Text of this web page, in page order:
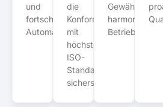
und
fortschrittliche
Automatisierung
die
Konformität
mit
höchsten
ISO-
Standards
sicherstellen
harmonischen
Betriebs